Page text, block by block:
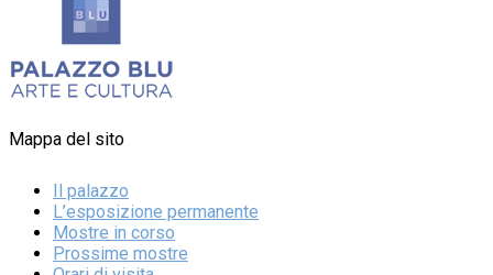
Mappa del sito
Il palazzo
L’esposizione permanente
Mostre in corso
Prossime mostre